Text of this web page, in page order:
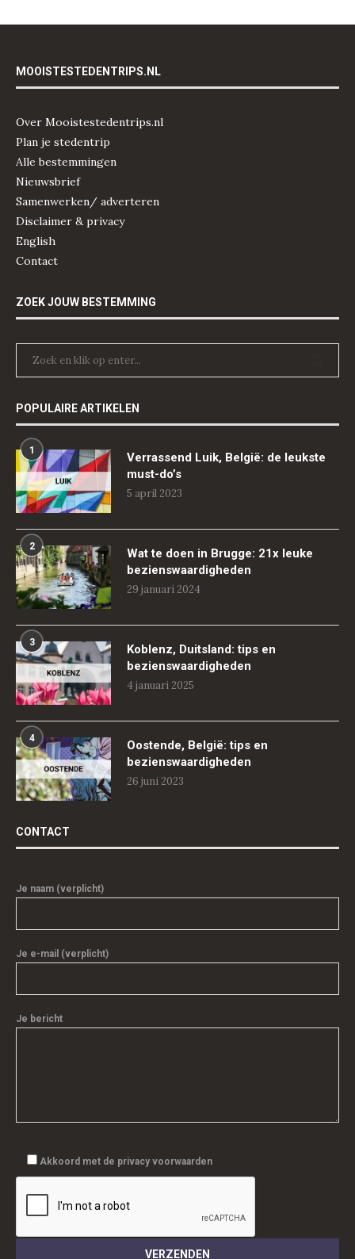
MOOISTESTEDENTRIPS.NL
Over Mooistestedentrips.nl
Plan je stedentrip
Alle bestemmingen
Nieuwsbrief
Samenwerken/ adverteren
Disclaimer & privacy
English
Contact
ZOEK JOUW BESTEMMING
POPULAIRE ARTIKELEN
1
Verrassend Luik, België: de leukste
must-do’s
5 april 2023
2
Wat te doen in Brugge: 21x leuke
bezienswaardigheden
29 januari 2024
3
Koblenz, Duitsland: tips en
bezienswaardigheden
4 januari 2025
4
Oostende, België: tips en
bezienswaardigheden
26 juni 2023
CONTACT
Je naam (verplicht)
Je e-mail (verplicht)
Je bericht
Akkoord met de privacy voorwaarden